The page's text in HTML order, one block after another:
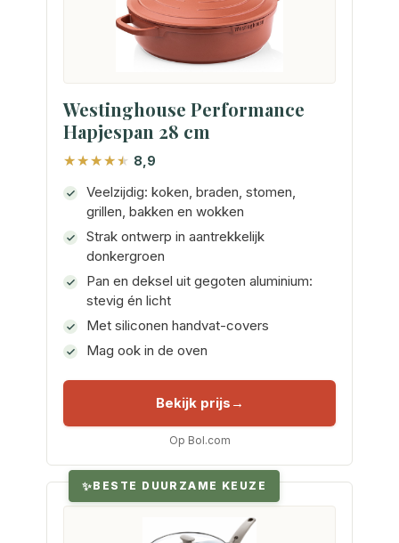
Westinghouse Performance
Hapjespan 28 cm
8,9
Veelzijdig: koken, braden, stomen,
grillen, bakken en wokken
Strak ontwerp in aantrekkelijk
donkergroen
Pan en deksel uit gegoten aluminium:
stevig én licht
Met siliconen handvat-covers
Mag ook in de oven
Bekijk prijs
Op Bol.com
BESTE DUURZAME KEUZE